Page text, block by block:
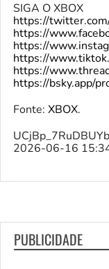
SIGA O XBOX
https://
https://
https://
https://
https://
https://bsky.app/
Fonte: XBOX.
2026-06-16
PUBLICIDADE